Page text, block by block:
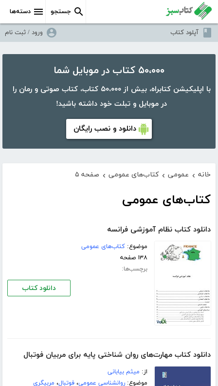
دسته‌ها جستجو
آپلود کتاب ورود / ثبت نام
۵۰،۰۰۰ کتاب در موبایل شما
با اپلیکیشن کتابراه، بیش از ۵۰،۰۰۰ کتاب، کتاب صوتی و رمان را
در موبایل و تبلت خود داشته باشید!
دانلود و نصب رایگان
خانه › عمومی › کتاب‌های عمومی › صفحه ۵
کتاب‌های عمومی
دانلود کتاب نظام آموزشی فرانسه
موضوع:کتاب‌های عمومی
۱۳۸ صفحه
برچسب‌ها:
دانلود کتاب
دانلود کتاب مهارت‌های روان شناختی پایه برای مربیان فوتبال
از: میثم بیابانی
موضوع:روانشناسی عمومی،فوتبال، مربیگری